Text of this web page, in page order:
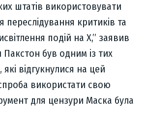
штатів використовувати
критиків та
подій на X,” заявив
Пакстон був одним із тих
відгукнулися на цей
використати свою
для цензури Маска була